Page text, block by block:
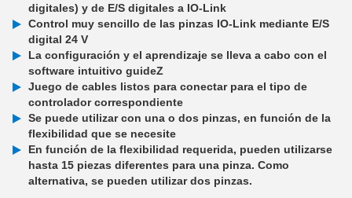
digitales) y de E/S digitales a IO-Link
Control muy sencillo de las pinzas IO-Link mediante E/S
digital 24 V
La configuración y el aprendizaje se lleva a cabo con el
software intuitivo guideZ
Juego de cables listos para conectar para el tipo de
controlador correspondiente
Se puede utilizar con una o dos pinzas, en función de la
flexibilidad que se necesite
En función de la flexibilidad requerida, pueden utilizarse
hasta 15 piezas diferentes para una pinza. Como
alternativa, se pueden utilizar dos pinzas.